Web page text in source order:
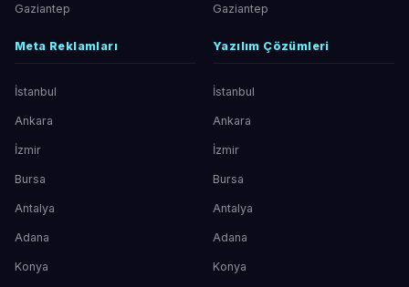
Gaziantep Gaziantep
Meta Reklamları
İstanbul
Ankara
İzmir
Bursa
Antalya
Adana
Konya
Yazılım Çözümleri
İstanbul
Ankara
İzmir
Bursa
Antalya
Adana
Konya